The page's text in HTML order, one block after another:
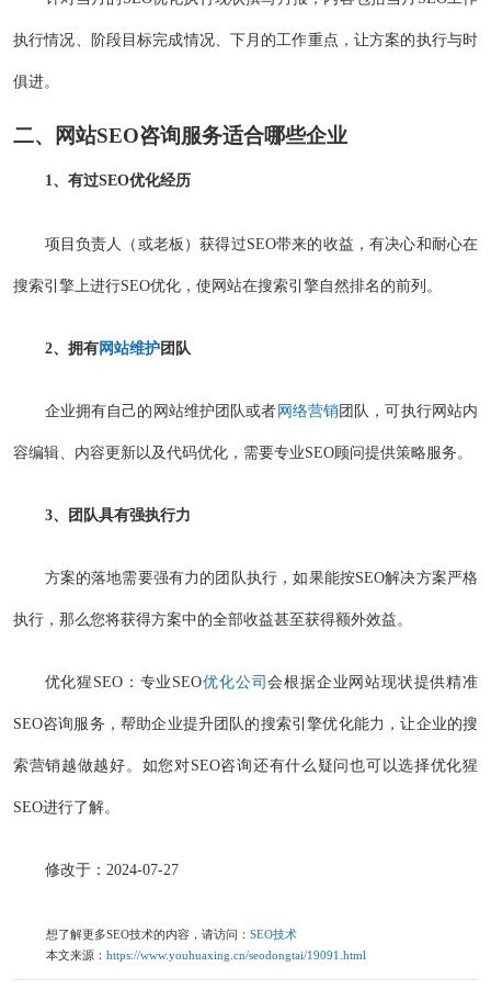
执行情况、阶段目标完成情况、下月的工作重点，让方案的执行与时
俱进。
二、网站SEO咨询服务适合哪些企业
1、有过SEO优化经历
项目负责人（或老板）获得过SEO带来的收益，有决心和耐心在
搜索引擎上进行SEO优化，使网站在搜索引擎自然排名的前列。
2、拥有网站维护团队
企业拥有自己的网站维护团队或者网络营销团队，可执行网站内
容编辑、内容更新以及代码优化，需要专业SEO顾问提供策略服务。
3、团队具有强执行力
方案的落地需要强有力的团队执行，如果能按SEO解决方案严格
执行，那么您将获得方案中的全部收益甚至获得额外效益。
优化猩SEO：专业SEO优化公司会根据企业网站现状提供精准
SEO咨询服务，帮助企业提升团队的搜索引擎优化能力，让企业的搜
索营销越做越好。如您对SEO咨询还有什么疑问也可以选择优化猩
SEO进行了解。
修改于：2024-07-27
想了解更多SEO技术的内容，请访问： SEO技术
本文来源： https://www.youhuaxing.cn/seodongtai/19091.html